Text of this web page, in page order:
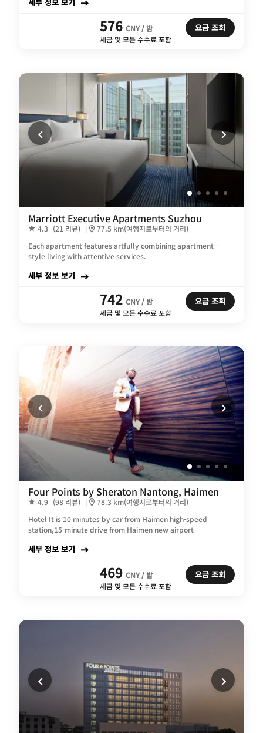
576 CNY / 밤
세금 및 모든 수수료 포함
요금 조회
Marriott Executive Apartments Suzhou
4.3 (21 리뷰) |
77.5 km(여행지로부터의 거리)
Each apartment features artfully combining apartment -
style living with attentive services.
세부 정보 보기
742 CNY / 밤
세금 및 모든 수수료 포함
요금 조회
Four Points by Sheraton Nantong, Haimen
4.9 (98 리뷰) |
78.3 km(여행지로부터의 거리)
Hotel It is 10 minutes by car from Haimen high-speed
station,15-minute drive from Haimen new airport
세부 정보 보기
469 CNY / 밤
세금 및 모든 수수료 포함
요금 조회